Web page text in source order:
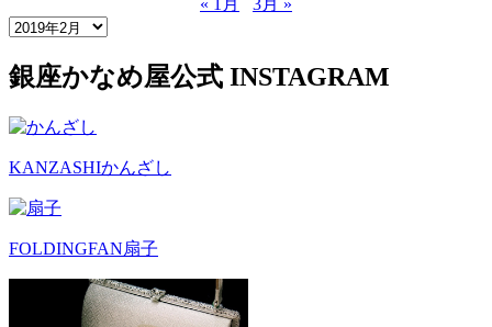
« 1月
3月 »
銀座かなめ屋公式 INSTAGRAM
KANZASHIかんざし
FOLDINGFAN扇子